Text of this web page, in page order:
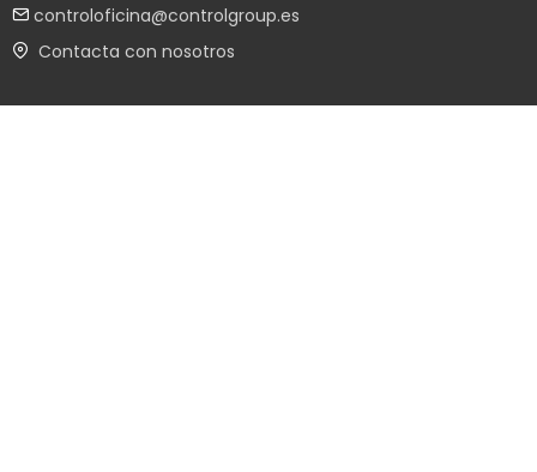
controloficina@controlgroup.es
Contacta con nosotros